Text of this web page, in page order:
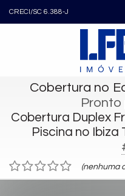
CRECI/SC 6.388-J
Cobertura no
Pronto
Cobertura Duplex
Piscina no Ibiza
(nenhuma